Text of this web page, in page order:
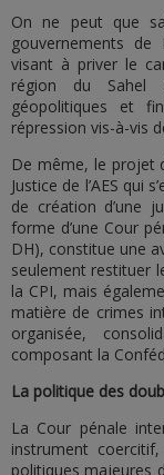
On ne peut que
gouvernements
visant à priver le
région du Sahel
géopolitiques et
répression vis-à-vis
De même, le projet
Justice de l’AES qui
de création d’une
forme d’une Cour
DH), constitue une
seulement restituer
la CPI, mais
matière de crimes
organisée,
composant la
La politique des
La Cour pénale
instrument
politiques majeures